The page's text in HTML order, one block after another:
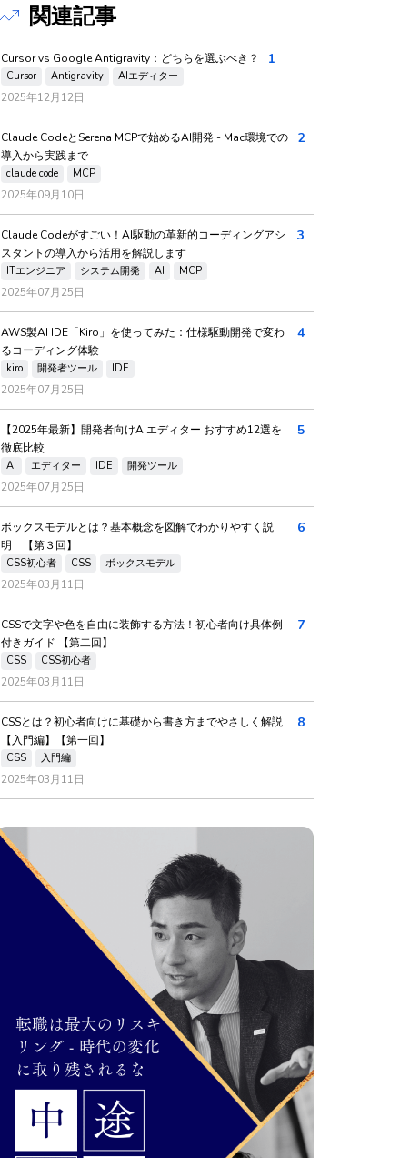
関連記事
Cursor vs Google Antigravity：どちらを選ぶべき？
Cursor Antigravity AIエディター
2025年12月12日
1
Claude CodeとSerena MCPで始めるAI開発 - Mac環境での
導入から実践まで
claude code MCP
2025年09月10日
2
Claude Codeがすごい！AI駆動の革新的コーディングアシ
スタントの導入から活用を解説します
ITエンジニア システム開発 AI MCP
2025年07月25日
3
AWS製AI IDE「Kiro」を使ってみた：仕様駆動開発で変わ
るコーディング体験
kiro 開発者ツール IDE
2025年07月25日
4
【2025年最新】開発者向けAIエディター おすすめ12選を
徹底比較
AI エディター IDE 開発ツール
2025年07月25日
5
ボックスモデルとは？基本概念を図解でわかりやすく説
明 【第３回】
CSS初心者 CSS ボックスモデル
2025年03月11日
6
CSSで文字や色を自由に装飾する方法！初心者向け具体例
付きガイド 【第二回】
CSS CSS初心者
2025年03月11日
7
CSSとは？初心者向けに基礎から書き方までやさしく解説
【入門編】【第一回】
CSS 入門編
2025年03月11日
8